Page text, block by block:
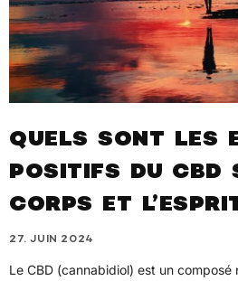
QUELS SONT LES
POSITIFS DU CBD
CORPS ET
27. JUIN 2024
Le CBD (cannabidiol) est un